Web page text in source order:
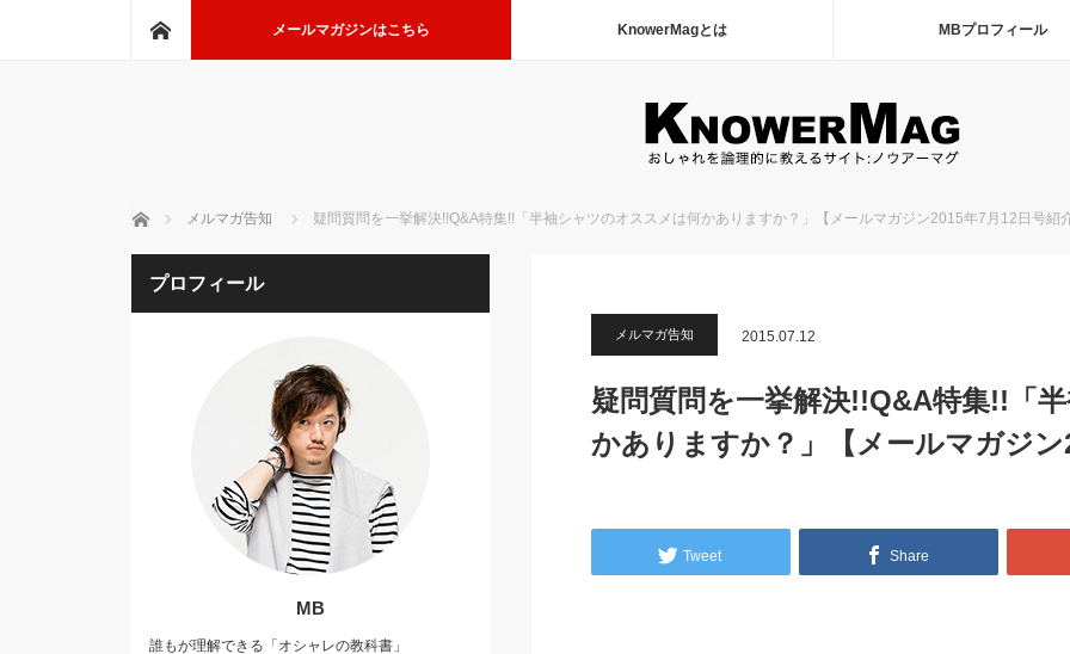
メールマガジンはこちら KnowerMagとは MBプロフィール
ホーム メルマガ告知 疑問質問を一挙解決!!Q&A特集!!「半袖シャツのオススメは何かありますか？」【メールマガジン2015年7月12日号紹介
メルマガ告知 2015.07.12
疑問質問を一挙解決!!Q&A特集!!「
かありますか？」【メールマガジン
Tweet Share
プロフィール
MB
誰もが理解できる「オシャレの教科書」